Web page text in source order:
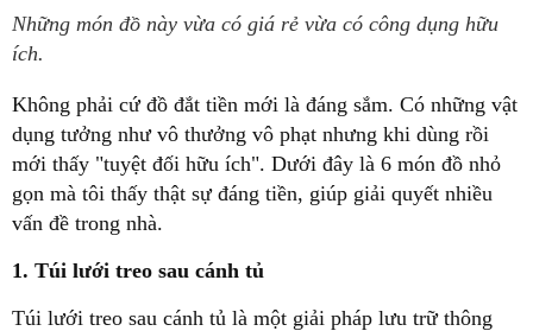
Những món đồ này vừa có giá rẻ vừa có công dụng hữu
ích.
Không phải cứ đồ đắt tiền mới là đáng sắm. Có những vật
dụng tưởng như vô thưởng vô phạt nhưng khi dùng rồi
mới thấy "tuyệt đối hữu ích". Dưới đây là 6 món đồ nhỏ
gọn mà tôi thấy thật sự đáng tiền, giúp giải quyết nhiều
vấn đề trong nhà.
1. Túi lưới treo sau cánh tủ
Túi lưới treo sau cánh tủ là một giải pháp lưu trữ thông